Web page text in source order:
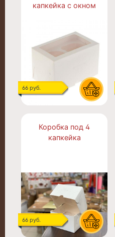
66 руб.
капкейка с окном
66 руб.
Коробка под 4
капкейка